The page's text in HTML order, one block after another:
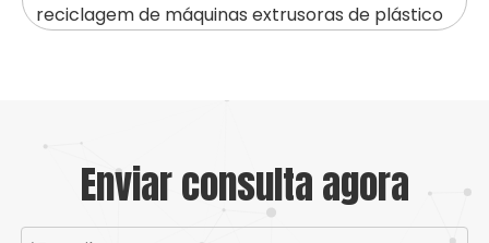
reciclagem de máquinas extrusoras de plástico
Enviar consulta agora